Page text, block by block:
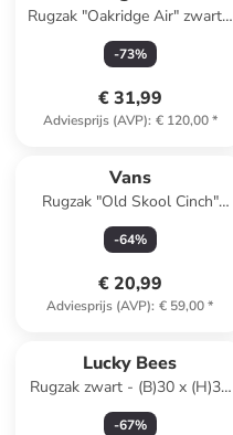
Rugzak "Oakridge Air" zwart -
20 l
-73%
€ 31,99
Adviesprijs (AVP): € 120,00*
Vans
Rugzak "Old Skool Cinch"
zwart - (B)33 x (H)51 x (D)15
cm
-64%
€ 20,99
Adviesprijs (AVP): € 59,00*
Lucky Bees
Rugzak zwart - (B)30 x (H)35
x (D)13 cm
-67%